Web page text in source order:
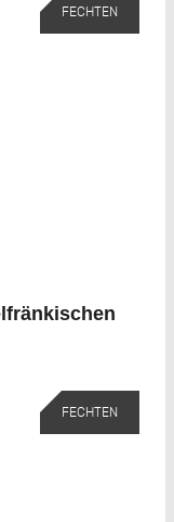
FECHTEN
FECHTEN